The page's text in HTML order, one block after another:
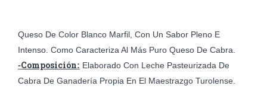
Queso De Color Blanco Marfil, Con Un Sabor Pleno E
Intenso. Como Caracteriza Al Más Puro Queso De Cabra.
-Composición: Elaborado Con Leche Pasteurizada De
Cabra De Ganadería Propia En El Maestrazgo Turolense.